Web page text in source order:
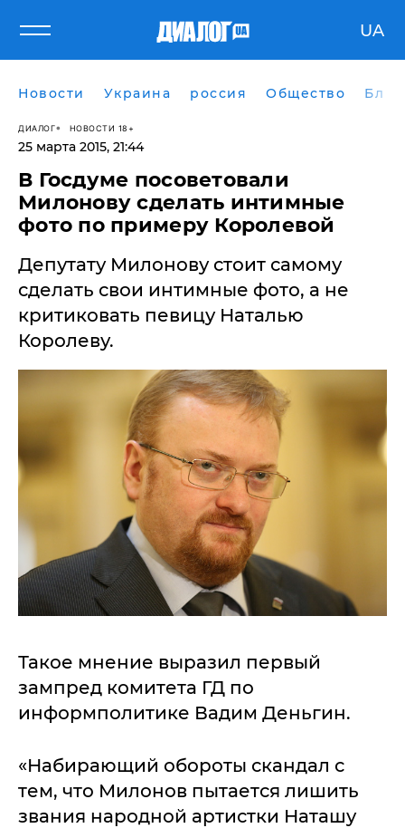
UA
Новости Украина россия Общество
ДИАЛОГ НОВОСТИ 18+
25 марта 2015, 21:44
В Госдуме посоветовали
Милонову сделать интимные
фото по примеру Королевой
Депутату Милонову стоит самому
сделать свои интимные фото, а не
критиковать певицу Наталью
Королеву.
Такое мнение выразил первый
зампред комитета ГД по
информполитике Вадим Деньгин.
«Набирающий обороты скандал с
тем, что Милонов пытается лишить
звания народной артистки Наташу